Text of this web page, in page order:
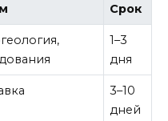
Срок
1–3
дня
3–10
дней